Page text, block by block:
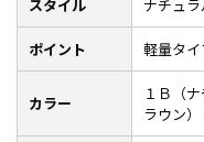
スタイル ナチュラ
ポイント 軽量タ
カラー
１Ｂ（
ラウン）